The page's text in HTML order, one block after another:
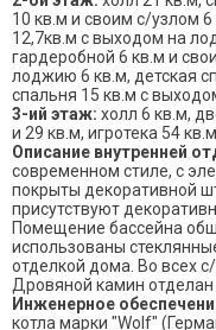
10 кв.м и своим с/узлом
12,7кв.м с выходом на
гардеробной 6 кв.м и
лоджию 6 кв.м, детская
спальня 15 кв.м с
3-ий этаж: холл 6 кв.м,
и 29 кв.м, игротека 54 кв.м
Описание внутренней
современном стиле, с
покрыты декоративной
присутствуют
Помещение бассейна
использованы
отделкой дома. Во всех
Дровяной камин отделан
Инженерное
котла марки "Wolf"